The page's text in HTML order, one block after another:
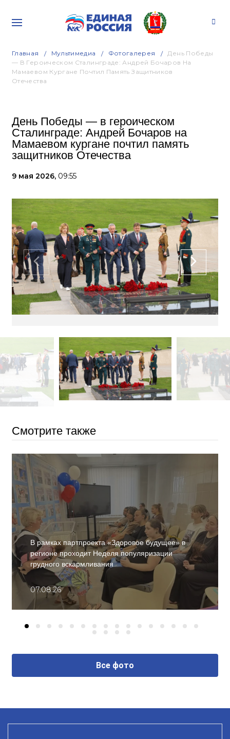
Главная Мультимедиа Фотогалерея
День Победы
— В Героическом Сталинграде: Андрей Бочаров На
Мамаевом Кургане Почтил Память Защитников
Отечества
День Победы — в героическом
Сталинграде: Андрей Бочаров на
Мамаевом кургане почтил память
защитников Отечества
9 мая 2026, 09:55
Смотрите также
В рамках партпроекта «Здоровое будущее» в
регионе проходит Неделя популяризации
грудного вскармливания
07.08.26
Все фото